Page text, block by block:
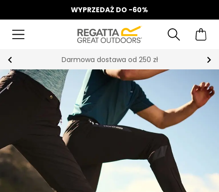
WYPRZEDAŻ DO -60%
Odbierz 15%, za zapis do Newslettera*